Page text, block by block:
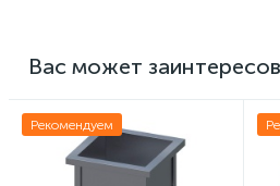
Вас может
Рекомендуем